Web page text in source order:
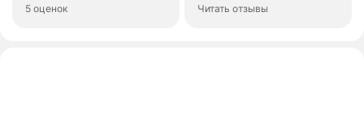
5 оценок Читать отзывы